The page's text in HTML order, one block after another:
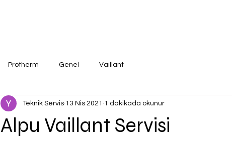
Protherm Genel Vaillant
Alpu Vaillant Servisi
Teknik Servis 13 Nis 2021 1 dakikada okunur